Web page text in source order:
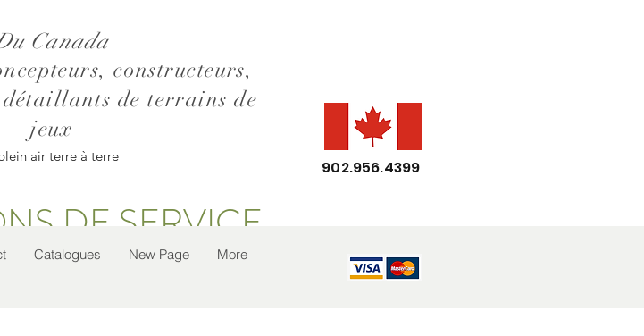
Canada
constructeurs,
de terrains de
jeux
air terre à terre
902.956.4399
Catalogues New Page More
DE SERVICE